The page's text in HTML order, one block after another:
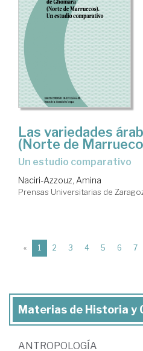
Las variedades
(Norte de
un estudio comparativo
Naciri-Azzouz, Amina
Prensas Universitarias de
« 1 (current)
2 3 4 5 6 7
Materias de Historia y
ANTROPOLOGÍA